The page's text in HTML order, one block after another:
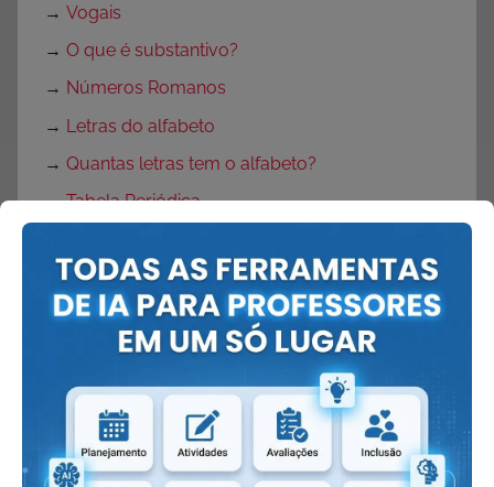
→ Vogais
→ O que é substantivo?
→ Números Romanos
→ Letras do alfabeto
→ Quantas letras tem o alfabeto?
→Tabela Periódica
→Mitos
→Lendas
Adivinhas
Adivinhações em versos
Parlendas
→O que é parlenda